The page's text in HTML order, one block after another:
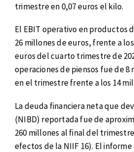
trimestre en 0,07 euros el kilo.
El EBIT operativo en productos
26 millones de euros, frente a
euros del cuarto trimestre de
operaciones de piensos fue de 8
en el trimestre frente a los 14
La deuda financiera neta que
(NIBD) reportada fue de
260 millones al final del
efectos de la NIIF 16). El